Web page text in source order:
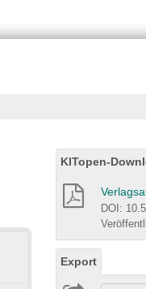
KITopen-
DOI:
Export